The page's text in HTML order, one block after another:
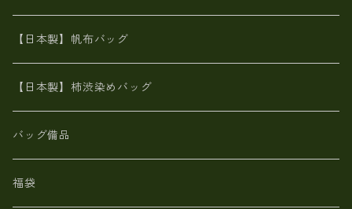
栃木レザー 【日本製】メンズ 財布
革小物・財布【日本製】メンズ レディース
【日本製】メンズ 財布 アザラシ革(シールスキン)
【日本製】帆布バッグ
【日本製】柿渋染めバッグ
バッグ備品
福袋